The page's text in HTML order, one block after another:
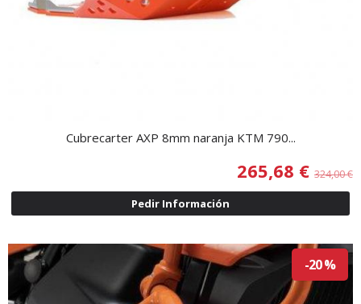
Cubrecarter AXP 8mm naranja KTM 790...
265,68 € 324,00 €
Pedir Información
-20 %